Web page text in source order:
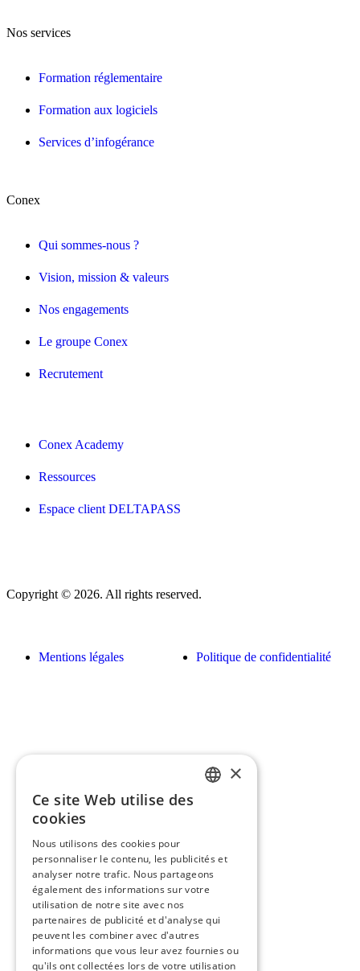
Nos services
Formation réglementaire
Formation aux logiciels
Services d’infogérance
Conex
Qui sommes-nous ?
Vision, mission & valeurs
Nos engagements
Le groupe Conex
Recrutement
Conex Academy
Ressources
Espace client DELTAPASS
Copyright © 2026. All rights reserved.
Mentions légales Politique de confidentialité
×
Ce site Web utilise des
cookies
Nous utilisons des cookies pour
personnaliser le contenu, les publicités et
analyser notre trafic. Nous partageons
également des informations sur votre
utilisation de notre site avec nos
partenaires de publicité et d'analyse qui
peuvent les combiner avec d'autres
informations que vous leur avez fournies ou
qu'ils ont collectées lors de votre utilisation